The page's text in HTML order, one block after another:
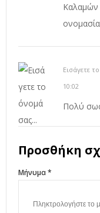
Καλαμών
Εισάγετε
10:02
Πολύ
Προσθήκη
Μήνυμα *